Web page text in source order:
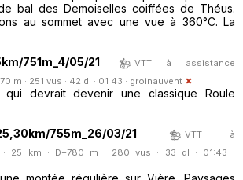
bal des Demoiselles coiffées de Théus.
au sommet avec une vue à 360°C. La
751m_4/05/21
VTT à assistance
m · 251 vus · 42 dl · 01:43 · groinauvent
qui devrait devenir une classique Roule
755m_26/03/21
VTT à
· 25 km · D+780 m · 280 vus · 33 dl · 01:43 ·